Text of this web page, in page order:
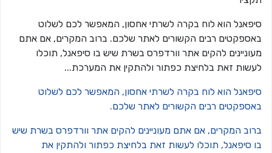
הוא לוח בקרה לשרתי אחסון, המאפשר לכם לשלוט
רבים הקשורים לאתר שלכם. ברוב המקרים, אם אתם
להקים אתר וורדפרס בשרת שיש בו סיפאנל, תוכלו
זאת בלחיצת כפתור ולהתקין את המערכת...
הוא לוח בקרה לשרתי אחסון, המאפשר לכם לשלוט
רבים הקשורים לאתר שלכם.
המקרים, אם אתם מעוניינים להקים אתר וורדפרס בשרת שיש
סיפאנל, תוכלו לעשות זאת בלחיצת כפתור ולהתקין את